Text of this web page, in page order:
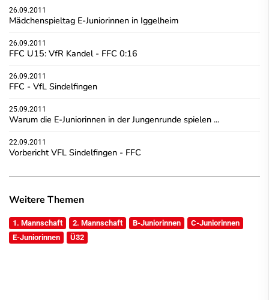
26.09.2011
Mädchenspieltag E-Juniorinnen in Iggelheim
26.09.2011
FFC U15: VfR Kandel - FFC 0:16
26.09.2011
FFC - VfL Sindelfingen
25.09.2011
Warum die E-Juniorinnen in der Jungenrunde spielen ...
22.09.2011
Vorbericht VFL Sindelfingen - FFC
Weitere Themen
1. Mannschaft 2. Mannschaft B-Juniorinnen
C-Juniorinnen
E-Juniorinnen
Ü32